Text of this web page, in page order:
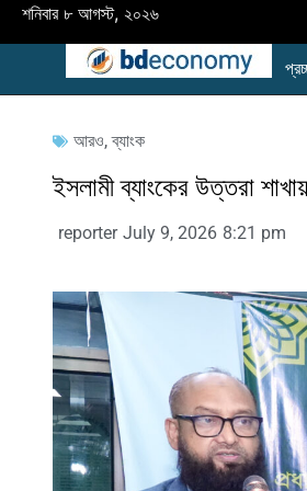
শনিবার ৮ আগস্ট, ২০২৬অর্থবছর ২৬-এ কৃষি ঋণ
আরও,ব্যাংক
ইসলামী ব্যাংকের উত্তরা
reporter July 9, 2026 8:21 pm